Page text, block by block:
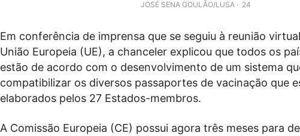
JOSÉ SENA GOULÃO/LUSA 24
Em conferência de imprensa que se seguiu à reunião
União Europeia (UE), a chanceler explicou que todos os
estão de acordo com o desenvolvimento de um sistema
compatibilizar os diversos passaportes de vacinação que
elaborados pelos 27 Estados-membros.
A Comissão Europeia (CE) possui agora três meses para